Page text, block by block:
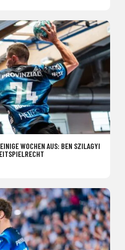
WOCHEN AUS: BEN SZILAGYI